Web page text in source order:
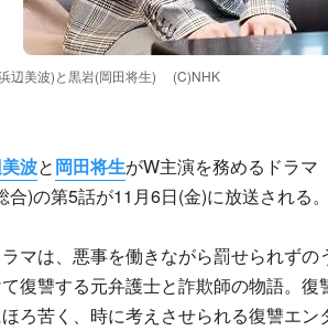
辺美波)と黒岩(岡田将生) (C)NHK
波と岡田将生がW主演を務めるドラマ
合)の第5話が11月6日(金)に放送される。
マは、悪事を働きながら罰せられず
復讐する元弁護士と詐欺師の物語。復
ろ苦く、時に考えさせられる復讐エ